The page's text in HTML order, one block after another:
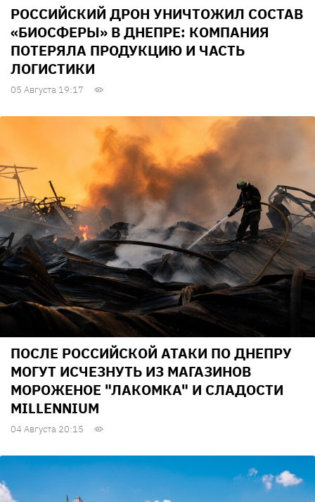
РОССИЙСКИЙ ДРОН УНИЧТОЖИЛ СОСТАВ
«БИОСФЕРЫ» В ДНЕПРЕ: КОМПАНИЯ
ПОТЕРЯЛА ПРОДУКЦИЮ И ЧАСТЬ
ЛОГИСТИКИ
05 Августа 19:17
ПОСЛЕ РОССИЙСКОЙ АТАКИ ПО ДНЕПРУ
МОГУТ ИСЧЕЗНУТЬ ИЗ МАГАЗИНОВ
МОРОЖЕНОЕ "ЛАКОМКА" И СЛАДОСТИ
MILLENNIUM
04 Августа 20:15